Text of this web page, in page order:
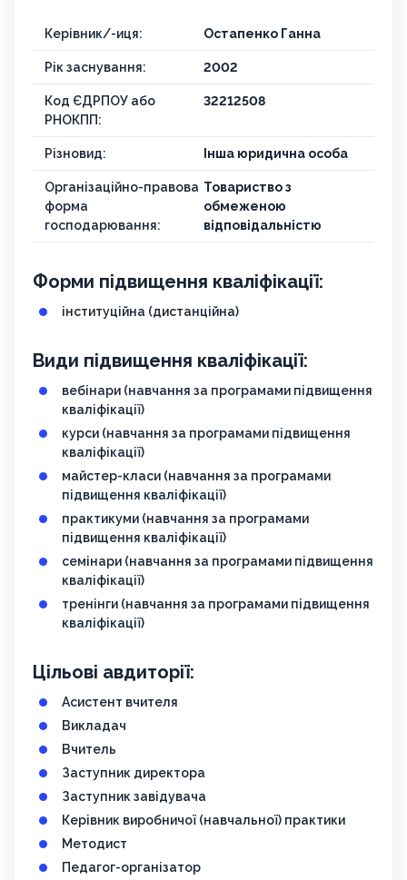
Керівник/-иця: Остапенко Ганна
Рік заснування: 2002
Код ЄДРПОУ або
РНОКПП:
32212508
Різновид: Інша юридична особа
Організаційно-правова
форма
господарювання:
Товариство з
обмеженою
відповідальністю
Форми підвищення кваліфікації:
інституційна (дистанційна)
Види підвищення кваліфікації:
вебінари (навчання за програмами підвищення
кваліфікації)
курси (навчання за програмами підвищення
кваліфікації)
майстер-класи (навчання за програмами
підвищення кваліфікації)
практикуми (навчання за програмами
підвищення кваліфікації)
семінари (навчання за програмами підвищення
кваліфікації)
тренінги (навчання за програмами підвищення
кваліфікації)
Цільові авдиторії:
Асистент вчителя
Викладач
Вчитель
Заступник директора
Заступник завідувача
Керівник виробничої (навчальної) практики
Методист
Педагог-організатор